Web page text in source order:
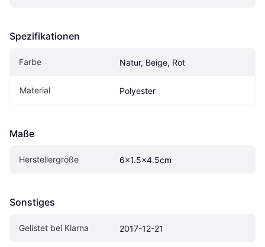
Spezifikationen
Farbe Natur, Beige, Rot
Material Polyester
Maße
Herstellergröße 6x1.5x4.5cm
Sonstiges
Gelistet bei Klarna 2017-12-21